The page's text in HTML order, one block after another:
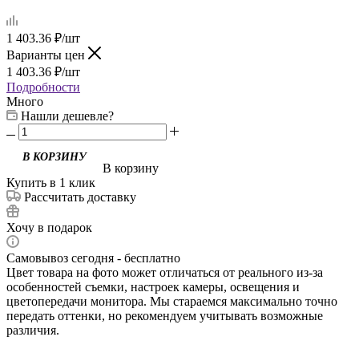
1 403.36 ₽/шт
Варианты цен
1 403.36 ₽/шт
Подробности
Много
Нашли дешевле?
В корзину
Купить в 1 клик
Рассчитать доставку
Хочу в подарок
Самовывоз сегодня - бесплатно
Цвет товара на фото может отличаться от реального из-за
особенностей съемки, настроек камеры, освещения и
цветопередачи монитора. Мы стараемся максимально точно
передать оттенки, но рекомендуем учитывать возможные
различия.